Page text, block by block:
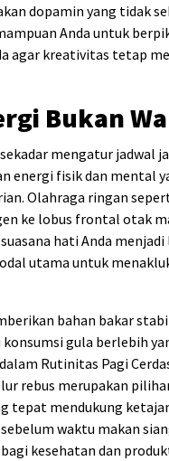
dopamin yang tidak
Anda untuk
agar kreativitas tetap
Bukan
mengatur jadwal
energi fisik dan mental
Olahraga ringan
ke lobus frontal otak
hati Anda
utama untuk
bahan bakar
gula berlebih
Rutinitas Pagi
rebus merupakan
tepat mendukung
waktu makan
kesehatan dan